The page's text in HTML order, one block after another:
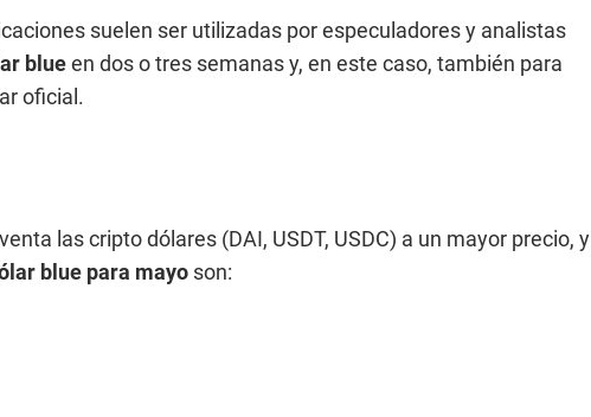
suelen ser utilizadas por especuladores y analistas
blueen dos o tres semanas y, en este caso, también para
oficial.
las cripto dólares (DAI, USDT, USDC) a un mayor precio, y
blue para mayo son: